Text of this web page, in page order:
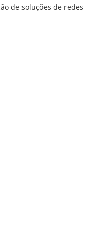
de soluções de redes